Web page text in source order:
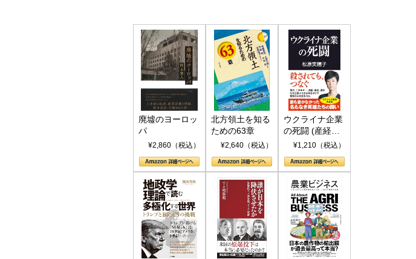
廃墟のヨーロッ
パ
¥2,860（税込）
北方領土を知る
ための63章
¥2,640（税込）
ウクライナ企業
の死闘 (産経セ
レクト S 039)
¥1,210（税込）